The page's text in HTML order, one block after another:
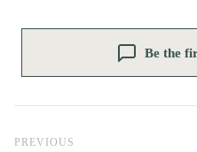
Be the
Previous Post
PREVIOUS